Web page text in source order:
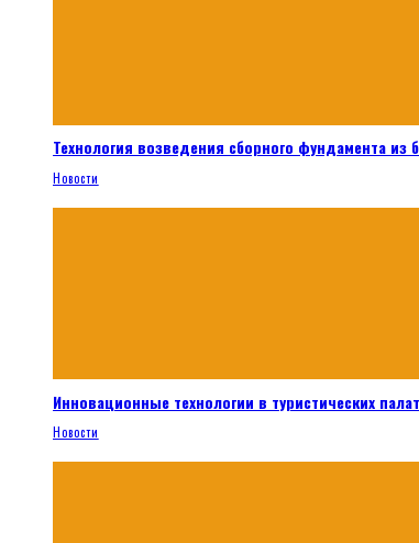
Технология возведения сборного фундамента
Новости
Инновационные технологии в туристических
Новости